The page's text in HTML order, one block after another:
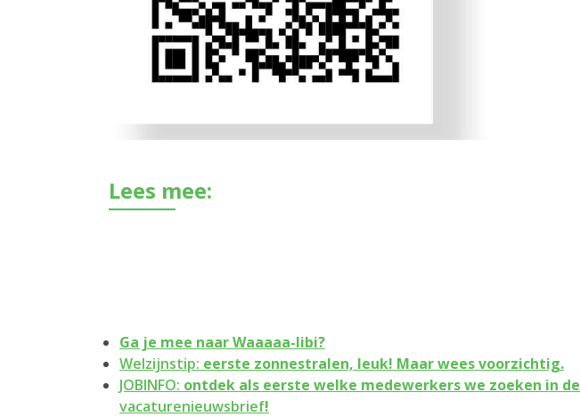
Lees mee:
Ga je mee naarWaaaaa-libi?
Welzijnstip: eerste zonnestralen, leuk! Maar wees voorzichtig.
JOBINFO: ontdek als eerste welke medewerkers we zoeken in de
vacaturenieuwsbrief!